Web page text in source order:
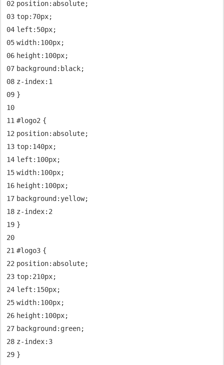
02 position: absolute;
03 top: 70px;
04 left : 50px;
05 width: 100px;
06 height : 100px;
07 background : black;
08 z-index: 1
09 }
10
11 #logo2 {
12 position: absolute;
13 top: 140px;
14 left : 100px;
15 width: 100px;
16 height : 100px;
17 background :yellow;
18 z-index: 2
19 }
20
21 #logo3 {
22 position: absolute;
23 top: 210px;
24 left : 150px;
25 width: 100px;
26 height : 100px;
27 background : green;
28 z-index: 3
29 }